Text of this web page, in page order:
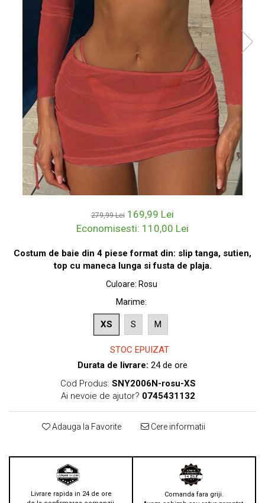
279,99 Lei 169,99 Lei
Economisesti: 110,00 Lei
Costum de baie din 4 piese format din: slip tanga, sutien,
top cu maneca lunga si fusta de plaja.
Culoare: Rosu
Marime:
XS S M
STOC EPUIZAT
Durata de livrare: 24 de ore
Cod Produs: SNY2006N-rosu-XS
Ai nevoie de ajutor? 0745431132
Adauga la Favorite Cere informatii
Livrare rapida in 24 de ore
Comanda fara griji.